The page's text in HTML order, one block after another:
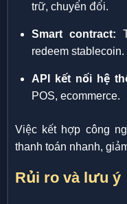
trữ, chuyển đổi.
Smart contract:
redeem stablecoin.
API kết nối hệ
POS, ecommerce.
Việc kết hợp công
thanh toán nhanh,
Rủi ro và lưu ý